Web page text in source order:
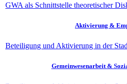
GWA als Schnittstelle theoretischer
Aktivierung &
Beteiligung und Aktivierung in der
Gemeinwesenarbeit &